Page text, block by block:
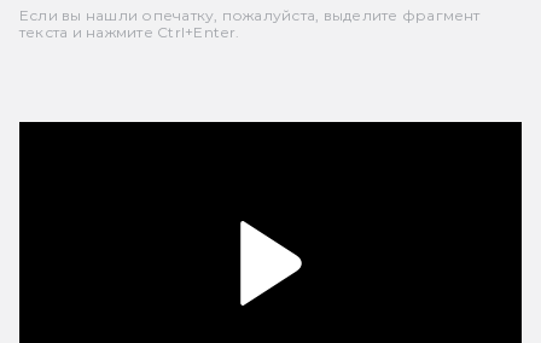
Если вы нашли опечатку, пожалуйста, выделите фрагмент
текста и нажмите Ctrl+Enter.